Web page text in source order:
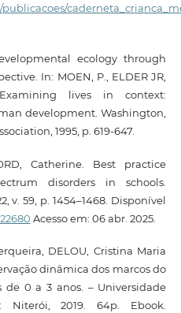
publicacoes/
ecology through
In: MOEN, P., ELDER JR,
lives in context:
development. Washington,
1995, p. 619-647.
Catherine. Best practice
disorders in schools.
v. 59, p. 1454–1468. Disponível
Acesso em: 06 abr. 2025.
DELOU, Cristina Maria
dinâmica dos marcos do
0 a 3 anos. – Universidade
Niterói, 2019. 64p. Ebook.